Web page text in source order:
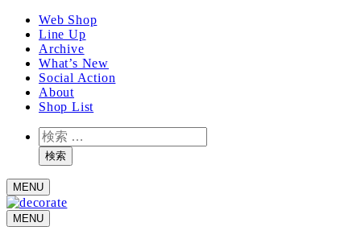
動
Web Shop
Line Up
Archive
What’s New
Social Action
About
Shop List
検
索検索
MENU
MENU